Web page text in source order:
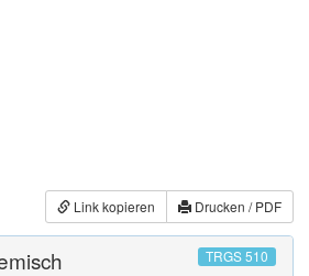
Link kopieren Drucken / PDF
TRGS 510